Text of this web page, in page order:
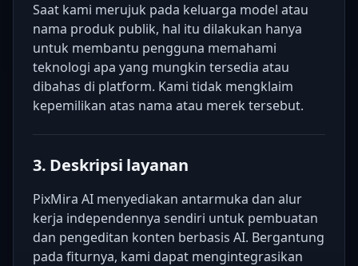
Saat kami merujuk pada keluarga model atau
nama produk publik, hal itu dilakukan hanya
untuk membantu pengguna memahami
teknologi apa yang mungkin tersedia atau
dibahas di platform. Kami tidak mengklaim
kepemilikan atas nama atau merek tersebut.
3. Deskripsi layanan
PixMira AI menyediakan antarmuka dan alur
kerja independennya sendiri untuk pembuatan
dan pengeditan konten berbasis AI. Bergantung
pada fiturnya, kami dapat mengintegrasikan